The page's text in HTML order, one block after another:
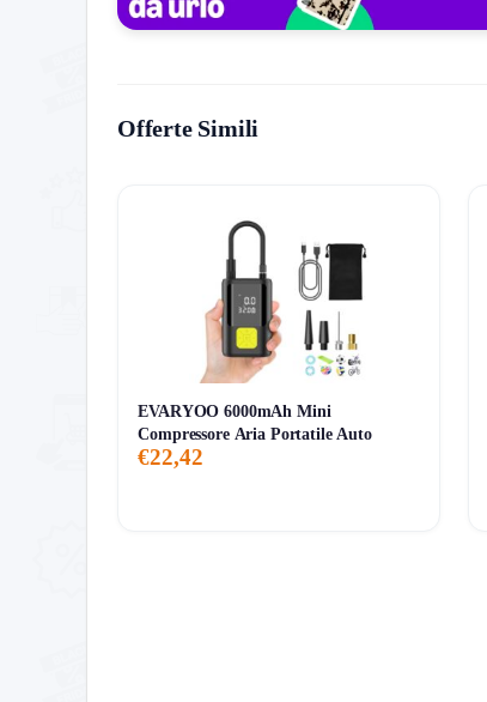
Offerte Simili
EVARYOO 6000mAh Mini
Compressore Aria Portatile Auto
€22,42